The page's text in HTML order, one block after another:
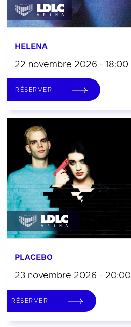
HELENA
22 novembre 2026 - 18:00
RÉSERVER
PLACEBO
23 novembre 2026 - 20:00
RÉSERVER